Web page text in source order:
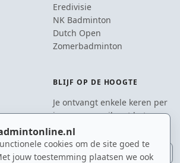
cookies om de site goed te
jouw toestemming plaatsen we ook
Eredivisie
NK Badminton
Dutch Open
Zomerbadminton
BLIJF OP DE HOOGTE
Je ontvangt enkele keren per
jaar een e-mail met het
laatste badmintonnieuws.
E-mailadres